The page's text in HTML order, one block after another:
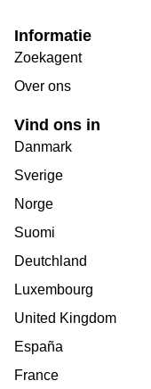
Informatie
Zoekagent
Over ons
Vind ons in
Danmark
Sverige
Norge
Suomi
Deutchland
Luxembourg
United Kingdom
España
France